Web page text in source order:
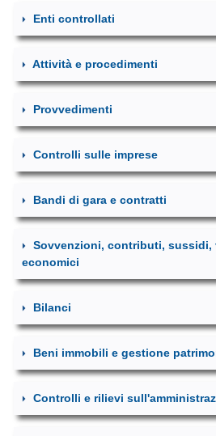
Enti controllati
Attività e procedimenti
Provvedimenti
Controlli sulle imprese
Bandi di gara e contratti
Sovvenzioni, contributi, sussidi,
economici
Bilanci
Beni immobili e gestione
Controlli e rilievi